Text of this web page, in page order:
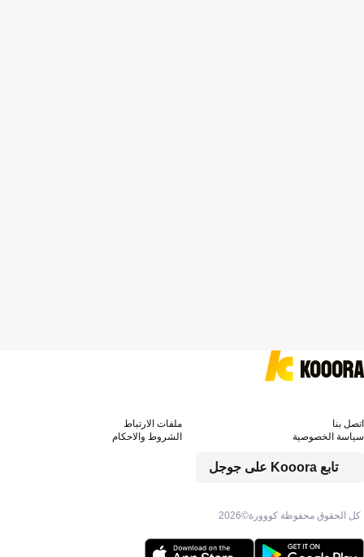
كل الحقوق محفوظة كووورة©2026
تابع Kooora على جوجل
اتصل بنا
ملفات الارتباط
سياسة الخصوصية
الشروط والاحكام